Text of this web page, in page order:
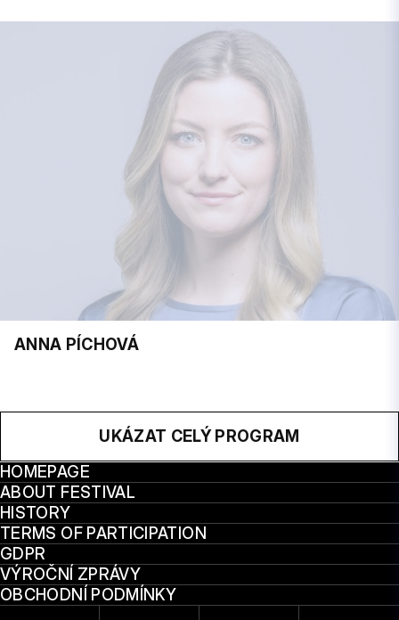
ANNA PÍCHOVÁ
UKÁZAT CELÝ PROGRAM
HOMEPAGE
ABOUT FESTIVAL
HISTORY
TERMS OF PARTICIPATION
GDPR
VÝROČNÍ ZPRÁVY
OBCHODNÍ PODMÍNKY